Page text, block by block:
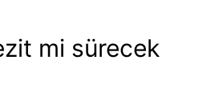
mi sürecek